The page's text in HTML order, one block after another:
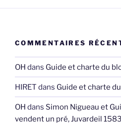
COMMENTAIRES
OH dans Guide et charte du
HIRET dans Guide et charte
OH dans Simon Nigueau et
vendent un pré, Juvardeil 1583